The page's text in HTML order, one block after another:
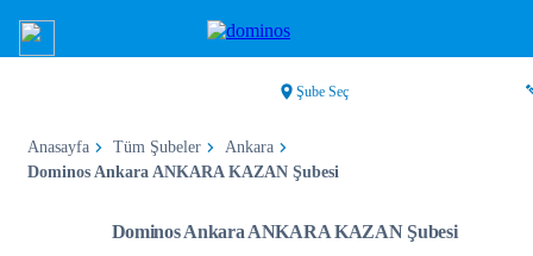
Şube Seç
Anasayfa Tüm Şubeler
Ankara
Dominos Ankara ANKARA KAZAN Şubesi
Dominos Ankara ANKARA KAZAN Şubesi